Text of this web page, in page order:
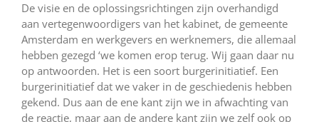
De visie en de oplossingsrichtingen zijn overhandigd
aan vertegenwoordigers van het kabinet, de gemeente
Amsterdam en werkgevers en werknemers, die allemaal
hebben gezegd ‘we komen erop terug. Wij gaan daar nu
op antwoorden. Het is een soort burgerinitiatief. Een
burgerinitiatief dat we vaker in de geschiedenis hebben
gekend. Dus aan de ene kant zijn we in afwachting van
de reactie, maar aan de andere kant zijn we zelf ook op